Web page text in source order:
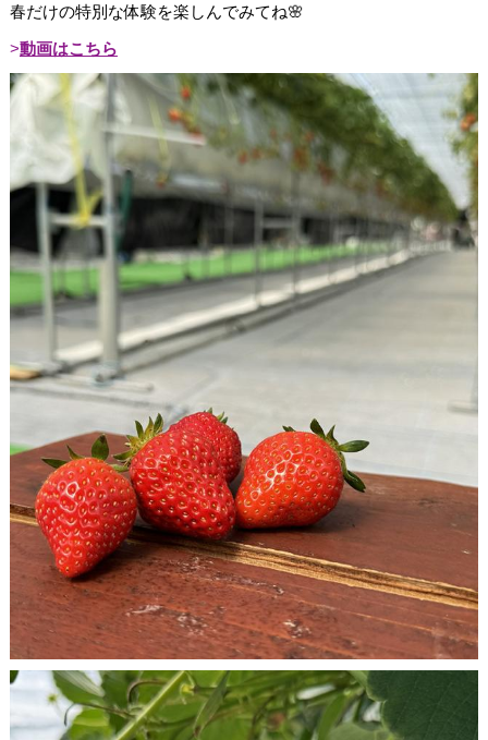
春だけの特別な体験を楽しんでみてね🌸
動画はこちら